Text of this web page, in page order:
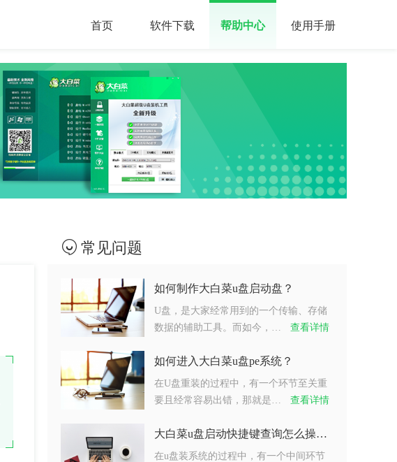
首页 软件下载 帮助中心 使用手册
常见问题
如何制作大白菜u盘启动盘？
U盘，是大家经常用到的一个传输、存储
数据的辅助工具。而如今，…
查看详情
如何进入大白菜u盘pe系统？
在U盘重装的过程中，有一个环节至关重
要且经常容易出错，那就是…
查看详情
大白菜u盘启动快捷键查询怎么操作？
在u盘装系统的过程中，有一个中间环节